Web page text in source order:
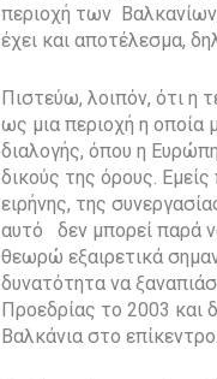
περιοχή των
έχει και αποτέλεσμα,
Πιστεύω, λοιπόν, ότι η
ως μια περιοχή η οποία
διαλογής, όπου η
δικούς της όρους.
ειρήνης, της
αυτό δεν μπορεί παρά
θεωρώ εξαιρετικά
δυνατότητα να
Προεδρίας το 2003 και
Βαλκάνια στο επίκεντρο.